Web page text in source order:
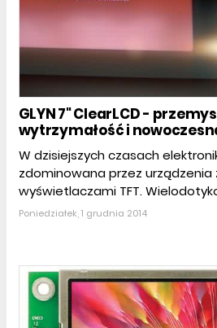
GLYN 7" ClearLCD -
wytrzymałość i
W dzisiejszych czasach
zdominowana przez urządzenia
wyświetlaczami TFT.
Poniedziałek, 1 grudnia 2014